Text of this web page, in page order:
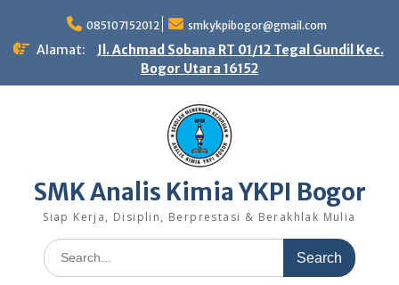
content
085107152012 smkykpibogor@gmail.com
Alamat:
Jl. Achmad Sobana RT 01/12 Tegal Gundil Kec.
Bogor Utara 16152
SMK Analis Kimia YKPI Bogor
Siap Kerja, Disiplin, Berprestasi & Berakhlak Mulia
Search
for: